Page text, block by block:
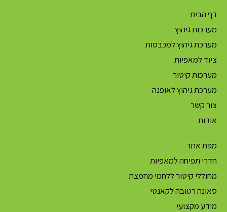
דף הבית
מערכות גיהוץ
מערכת גיהוץ למכבסות
ציוד למאפיות
מערכות קיטור
מערכת גיהוץ לאופנה
צור קשר
אודות
מפת אתר
חדרי תפיחה למאפיות
מחוללי קיטור ללחמי מחמצת
סאונה רטובה לקאנטי
מידע מקצועי